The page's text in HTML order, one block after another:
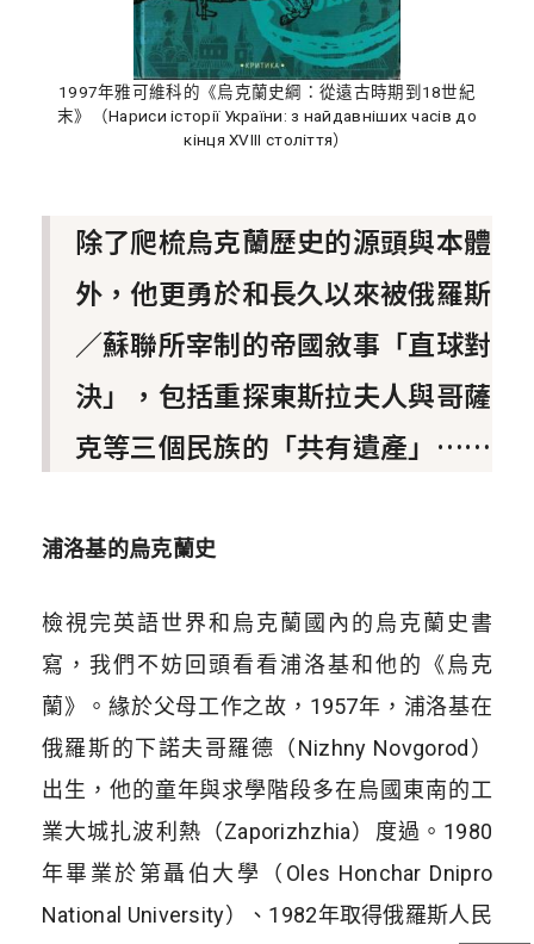
1997年雅可維科的《烏克蘭史綱：從遠古時期到18世紀
末》（Нариси історії України: з найдавніших часів до
кінця XVIII століття）
除了爬梳烏克蘭歷史的源頭與本體
外，他更勇於和長久以來被俄羅斯
／蘇聯所宰制的帝國敘事「直球對
決」，包括重探東斯拉夫人與哥薩
克等三個民族的「共有遺產」……
浦洛基的烏克蘭史
檢視完英語世界和烏克蘭國內的烏克蘭史書
寫，我們不妨回頭看看浦洛基和他的《烏克
蘭》。緣於父母工作之故，1957年，浦洛基在
俄羅斯的下諾夫哥羅德（Nizhny Novgorod）
出生，他的童年與求學階段多在烏國東南的工
業大城扎波利熱（Zaporizhzhia）度過。1980
年畢業於第聶伯大學（Oles Honchar Dnipro
National University）、1982年取得俄羅斯人民